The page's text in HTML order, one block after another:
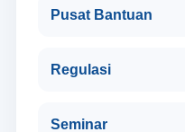
Pusat Bantuan
Regulasi
Seminar